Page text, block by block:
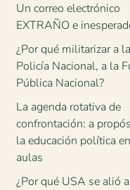
Un correo electrónico
EXTRAÑO e
¿Por qué militarizar a la
Policía Nacional, a la
Pública Nacional?
La agenda rotativa de
confrontación: a
la educación política
aulas
¿Por qué USA se alió